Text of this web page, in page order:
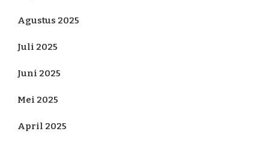
Agustus 2025
Juli 2025
Juni 2025
Mei 2025
April 2025